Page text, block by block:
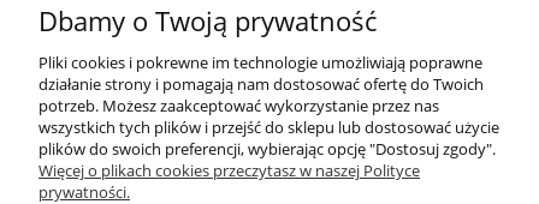
pokaż pełną wersję strony
Sklep internetowy Shoper.pl
Dbamy o Twoją prywatność
Pliki cookies i pokrewne im technologie umożliwiają poprawne
działanie strony i pomagają nam dostosować ofertę do Twoich
potrzeb. Możesz zaakceptować wykorzystanie przez nas
wszystkich tych plików i przejść do sklepu lub dostosować użycie
plików do swoich preferencji, wybierając opcję "Dostosuj zgody".
Więcej o plikach cookies przeczytasz w naszej Polityce
prywatności.